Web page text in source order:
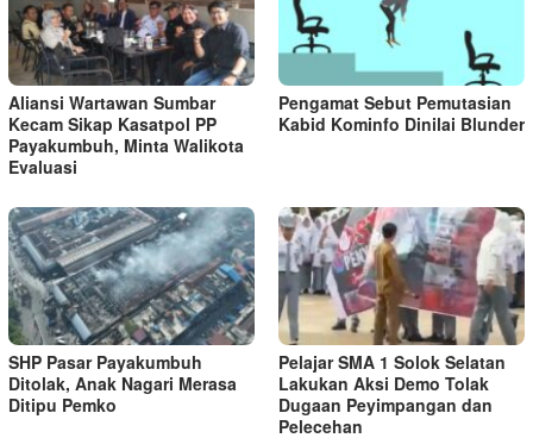
Aliansi Wartawan Sumbar
Kecam Sikap Kasatpol PP
Payakumbuh, Minta Walikota
Evaluasi
Pengamat Sebut Pemutasian
Kabid Kominfo Dinilai Blunder
SHP Pasar Payakumbuh
Ditolak, Anak Nagari Merasa
Ditipu Pemko
Pelajar SMA 1 Solok Selatan
Lakukan Aksi Demo Tolak
Dugaan Peyimpangan dan
Pelecehan